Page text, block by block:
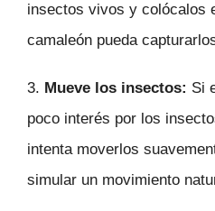
insectos vivos y colócalos
camaleón pueda
3. Mueve los insectos: Si
poco interés por los
intenta moverlos
simular un movimiento